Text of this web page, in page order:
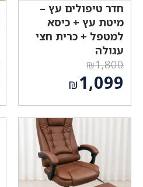
חדר טיפולים עץ –
מיטת עץ + כיסא
למטפל + כרית חצי
עגולה
₪1,800
המחיר
המקורי
היה:
₪1,800.
₪1,099
הנוכחי
₪1,099.